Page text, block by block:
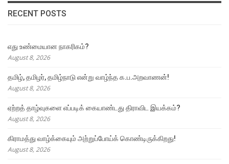
RECENT POSTS
எது உண்மையான நாகரிகம்?
August 8, 2026
தமிழ், தமிழர், தமிழ்நாடு என்று வாழ்ந்த க.ப.அறவாணன்!
August 8, 2026
ஏற்றத் தாழ்வுகளை எப்படிக் கையாண்டது திராவிட இயக்கம்?
August 8, 2026
கிராமத்து வாழ்க்கையும் அற்றுப்போய்க் கொண்டிருக்கிறது!
August 8, 2026